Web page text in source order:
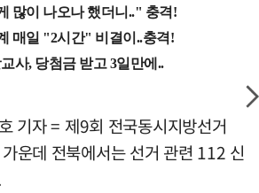
기자 = 제9회 전국동시지방선거
운데 전북에서는 선거 관련 112 신